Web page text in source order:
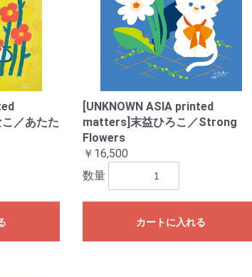
／あたた
[UNKNOWN ASIA printed
matters]末益ひろこ／Strong
Flowers
￥16,500
数量
カートに入れる